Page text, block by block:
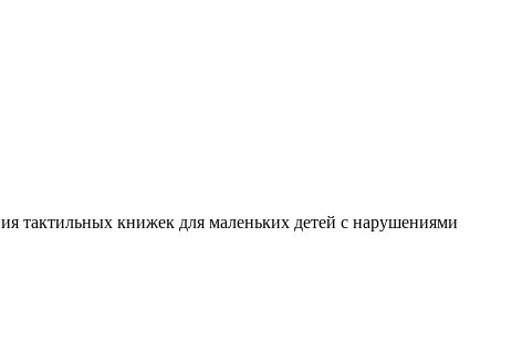
тактильных книжек для маленьких детей с нарушениями